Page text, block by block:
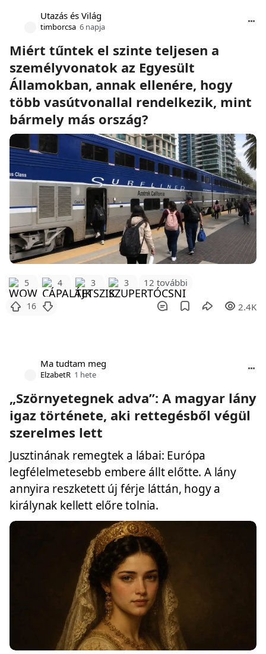
Utazás és Világ
timborcsa 6 napja
Miért tűntek el szinte teljesen a
személyvonatok az Egyesült
Államokban, annak ellenére, hogy
több vasútvonallal rendelkezik, mint
bármely más ország?
5 4 3 3 12 további
16 2.4K
Ma tudtam meg
ElzabetR 1 hete
„Szörnyetegnek adva”: A magyar lány
igaz története, aki rettegésből végül
szerelmes lett
Jusztinának remegtek a lábai: Európa
legfélelmetesebb embere állt előtte. A lány
annyira reszketett új férje láttán, hogy a
királynak kellett előre tolnia.